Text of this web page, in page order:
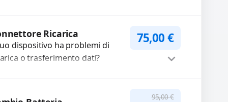
con problemi
immagini sfocate,
a...
PreventivoRicarica
dispositivo ha problemi di
o trasferimento dati?
danneggiati,...
75,00€
95,00€